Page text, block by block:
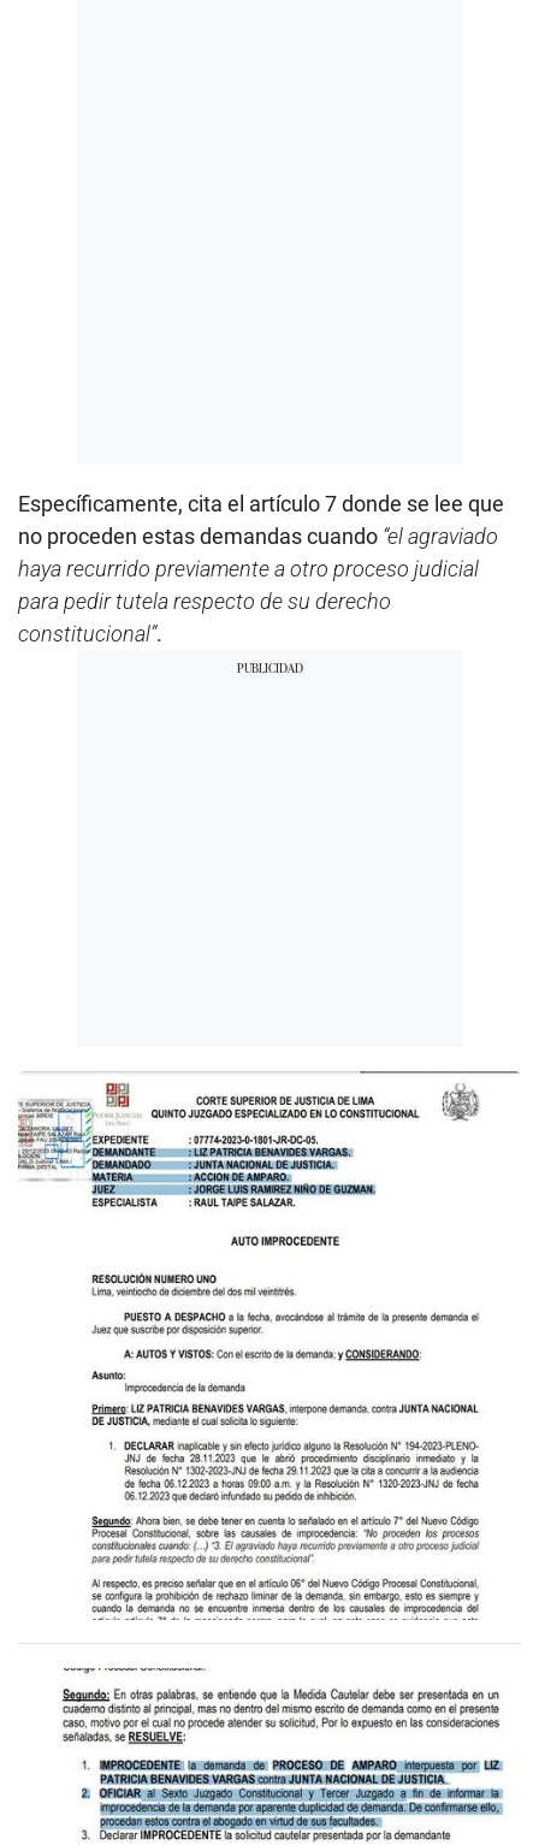
Específicamente, cita el artículo 7 donde se lee que
no proceden estas demandas cuando “el agraviado
haya recurrido previamente a otro proceso judicial
para pedir tutela respecto de su derecho
constitucional”.